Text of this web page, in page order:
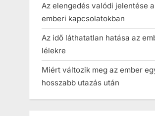
Az elengedés valódi jelentése
emberi kapcsolatokban
Az idő láthatatlan hatása az
lélekre
Miért változik meg az ember
hosszabb utazás után